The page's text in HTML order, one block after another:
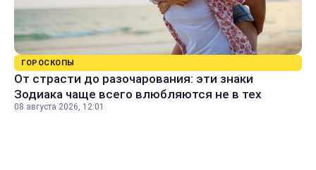
ГОРОСКОПЫ
От страсти до разочарования: эти знаки
Зодиака чаще всего влюбляются не в тех
08 августа 2026, 12:01